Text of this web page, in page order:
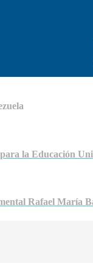
la Educación
Rafael María